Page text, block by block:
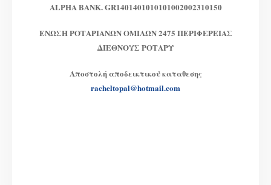
ALPHA BANK. GR1401401010101002002310150
ΕΝΩΣΗ ΡΟΤΑΡΙΑΝΩΝ ΟΜΙΛΩΝ 2475 ΠΕΡΙΦΕΡΕΙΑΣ
ΔΙΕΘΝΟΥΣ ΡΟΤΑΡΥ
Αποστολή αποδεικτικού καταθεσης
racheltopal@hotmail.com